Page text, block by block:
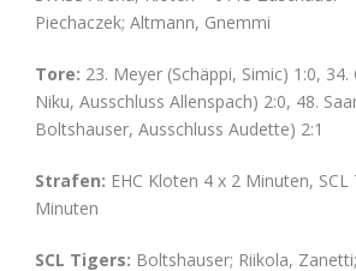
Piechaczek; Altmann, Gnemmi
Tore: 23. Meyer (Schäppi, Simic) 1:0,
Niku, Ausschluss Allenspach) 2:0, 48.
Boltshauser, Ausschluss Audette) 2:1
Strafen: EHC Kloten 4 x 2 Minuten,
Minuten
SCL Tigers: Boltshauser; Riikola,